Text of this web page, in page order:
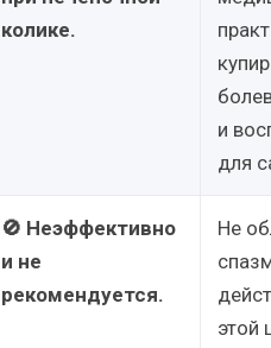
колике.
и
для
🚫 Неэффективно
и не
рекомендуется.
Не
этой